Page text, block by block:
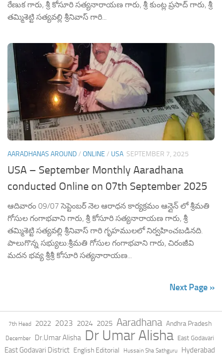
రేణుక గారు, శ్రీ కోసూరి సత్యనారాయణ గారు, శ్రీ కుంట్ల ప్రసాద్ గారు, శ్రీ
తమ్మిశెట్టి సత్యవల్లి శ్రీనివాస్ గారి...
AARADHANAS AROUND/ ONLINE / USA SEPTEMBER 7, 2025
USA – September Monthly Aaradhana
conducted Online on 07th September 2025
ఆదివారం 09/07 సెప్టెంబర్ నెల ఆరాధన కార్యక్రమం ఆన్లైన్ లో శ్రీమతి
గోసుల గంగాభవాని గారు, శ్రీ కోసూరి సత్యనారాయణ గారు, శ్రీ
తమ్మిశెట్టి సత్యవల్లి శ్రీనివాస్ గారి గృహములలో నిర్వహించబడినది.
పాలుగొన్న సభ్యులు:శ్రీమతి గోసుల గంగాభవాని గారు, చిరంజీవి
మదన భవ్య శ్రీశ్రీ కోసూరి సత్యనారాయణ...
Next Page »
7th Head 2022 2023 2024 2025 Aaradhana Andhra Pradesh
December Dr.Umar Alisha Dr Umar Alisha East Godavari
East Godavari District English Editorial Hussain Sha Sathguru Hyderabad